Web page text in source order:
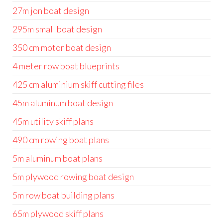
27m jon boat design
295m small boat design
350 cm motor boat design
4 meter row boat blueprints
425 cm aluminium skiff cutting files
45m aluminum boat design
45m utility skiff plans
490 cm rowing boat plans
5m aluminum boat plans
5m plywood rowing boat design
5m row boat building plans
65m plywood skiff plans